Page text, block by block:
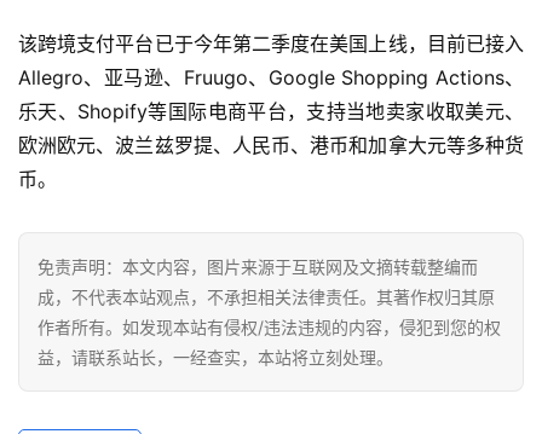
该跨境支付平台已于今年第二季度在美国上线，目前已接入
Allegro、亚马逊、Fruugo、Google Shopping Actions、
乐天、Shopify等国际电商平台，支持当地卖家收取美元、
欧洲欧元、波兰兹罗提、人民币、港币和加拿大元等多种货
币。
免责声明：本文内容，图片来源于互联网及文摘转载整编而
成，不代表本站观点，不承担相关法律责任。其著作权归其原
作者所有。如发现本站有侵权/违法违规的内容，侵犯到您的权
益，请联系站长，一经查实，本站将立刻处理。